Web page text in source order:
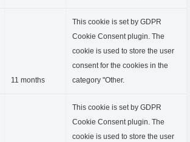
11 months
This cookie is set by GDPR
Cookie Consent plugin. The
cookie is used to store the user
consent for the cookies in the
category "Other.
This cookie is set by GDPR
Cookie Consent plugin. The
cookie is used to store the user